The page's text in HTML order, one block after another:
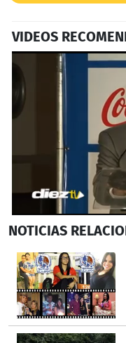
VIDEOS
seconds
3
minutes,
17
seconds
NOTICIAS